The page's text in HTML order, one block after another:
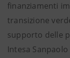
finanziamenti
transizione
supporto delle
Intesa